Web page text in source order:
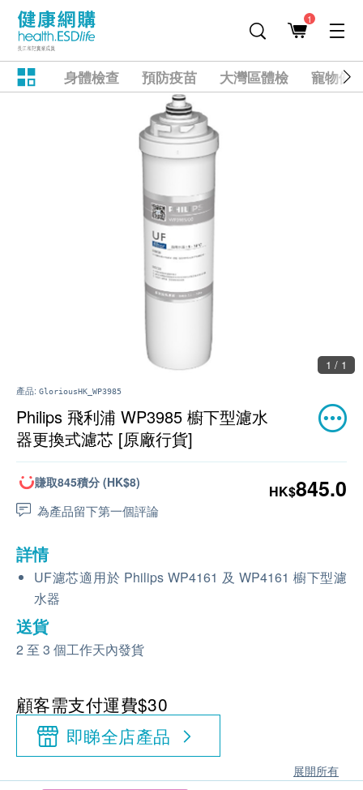
1
身體檢查 預防疫苗 大灣區體檢 寵物健
1 / 1
產品: GloriousHK_WP3985
Philips 飛利浦 WP3985 櫥下型濾水
器更換式濾芯 [原廠行貨]
賺取845積分 (HK$8)
為產品留下第一個評論
HK$845.0
詳情
UF濾芯適用於 Philips WP4161 及 WP4161 櫥下型濾
水器
送貨
2 至 3 個工作天內發貨
顧客需支付運費$30
即睇全店產品
展開所有